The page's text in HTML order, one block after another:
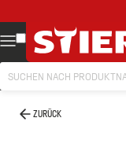
ZURÜCK